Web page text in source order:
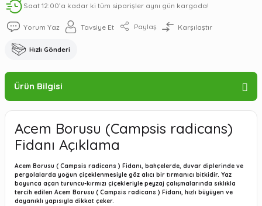
Saat 12:00’a kadar ki tüm siparişler aynı gün kargoda!
Yorum Yaz Tavsiye Et Paylaş Karşılaştır
Hızlı Gönderi
Ürün Bilgisi
Acem Borusu (Campsis radicans)
Fidanı Açıklama
Acem Borusu ( Campsis radicans ) Fidanı, bahçelerde, duvar diplerinde ve
pergolalarda yoğun çiçeklenmesiyle göz alıcı bir tırmanıcı bitkidir. Yaz
boyunca açan turuncu-kırmızı çiçekleriyle peyzaj çalışmalarında sıklıkla
tercih edilen Acem Borusu ( Campsis radicans ) Fidanı, hızlı büyüyen ve
dayanıklı yapısıyla dikkat çeker.